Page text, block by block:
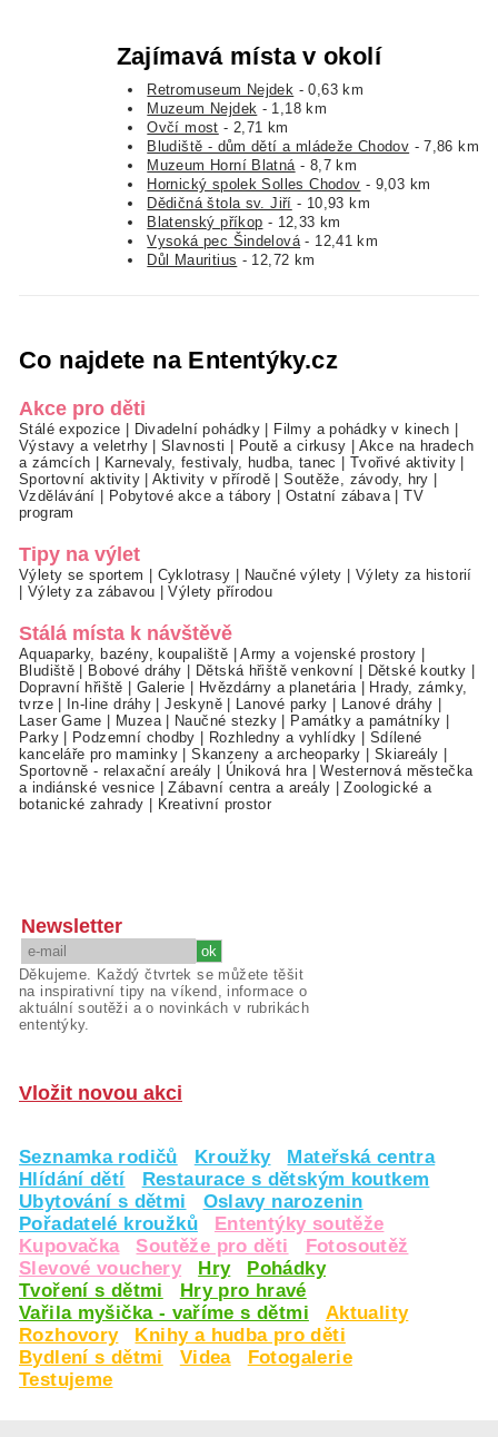
Zajímavá místa v okolí
Retromuseum Nejdek - 0,63 km
Muzeum Nejdek - 1,18 km
Ovčí most - 2,71 km
Bludiště - dům dětí a mládeže Chodov - 7,86 km
Muzeum Horní Blatná- 8,7 km
Hornický spolek Solles Chodov - 9,03 km
Dědičná štola sv. Jiří - 10,93 km
Blatenský příkop - 12,33 km
Vysoká pec Šindelová- 12,41 km
Důl Mauritius - 12,72 km
Co najdete na Ententýky.cz
Akce pro děti
Stálé expozice Divadelní pohádky Filmy a pohádky v kinech
Výstavy a veletrhy|Slavnosti Poutě a cirkusy
Akce na hradech
a zámcích
Karnevaly, festivaly, hudba, tanec Tvořivé aktivity
Sportovní aktivity|Aktivity v přírodě |Soutěže, závody, hry
Vzdělávání
Pobytové akce a tábory Ostatní zábava|TV
program
Tipy na výlet
Výlety se sportem Cyklotrasy Naučné výlety
Výlety za historií
Výlety za zábavou |Výlety přírodou
Stálá místa k návštěvě
Aquaparky, bazény, koupaliště |Army a vojenské prostory
Bludiště
Bobové dráhy Dětská hřiště venkovní Dětské koutky
Dopravní hřiště
Galerie Hvězdárny a planetária|
Hrady, zámky,
tvrze| In-line dráhy |Jeskyně| Lanové parky Lanové dráhy
Laser Game
Muzea| Naučné stezky Památky a památníky
Parky| Podzemní chodby Rozhledny a vyhlídky
Sdílené
kanceláře pro maminky |Skanzeny a archeoparky Skiareály
Sportovně - relaxační areály
Úniková hra|Westernová městečka
a indiánské vesnice |Zábavní centra a areály |Zoologické a
botanické zahrady
Kreativní prostor
Newsletter
Děkujeme. Každý čtvrtek se můžete těšit
na inspirativní tipy na víkend, informace o
aktuální soutěži a o novinkách v rubrikách
ententýky.
Vložit novou akci
Seznamka rodičů Kroužky
Mateřská centra
Hlídání dětí
Restaurace s dětským koutkem
Ubytování s dětmi
Oslavy narozenin
Pořadatelé kroužků
Ententýky soutěže
Kupovačka
Soutěže pro děti
Fotosoutěž
Slevové vouchery
Hry
Pohádky
Tvoření s dětmi
Hry pro hravé
Vařila myšička - vaříme s dětmi
Aktuality
Rozhovory
Knihy a hudba pro děti
Bydlení s dětmi
Videa
Fotogalerie
Testujeme